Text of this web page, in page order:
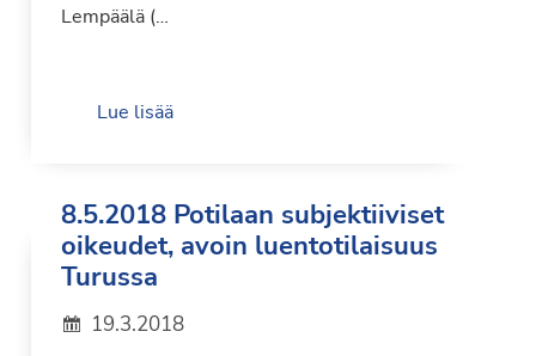
Lempäälä (…
Lue lisää
8.5.2018 Potilaan subjektiiviset
oikeudet, avoin luentotilaisuus
Turussa
19.3.2018